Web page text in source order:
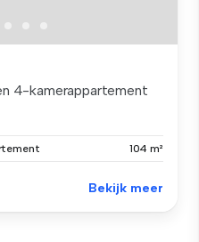
4-kamerappartement
104 m²
Bekijk meer